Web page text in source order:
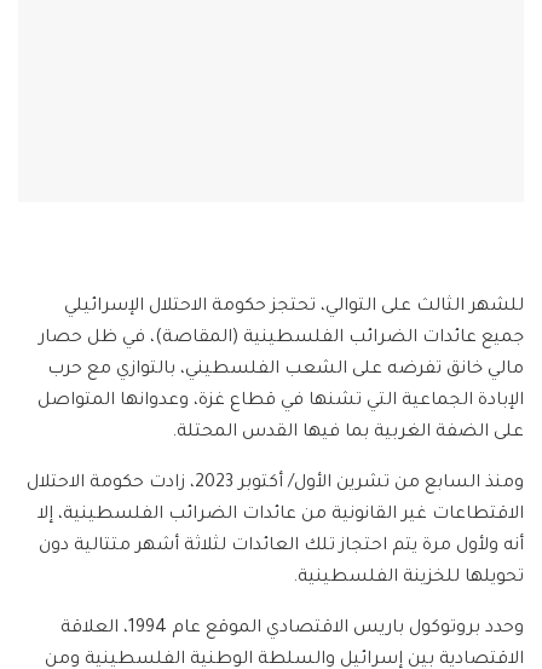
للشهر الثالث على التوالي، تحتجز حكومة الاحتلال الإسرائيلي
جميع عائدات الضرائب الفلسطينية (المقاصة)، في ظل حصار
مالي خانق تفرضه على الشعب الفلسطيني، بالتوازي مع حرب
الإبادة الجماعية التي تشنها في قطاع غزة، وعدوانها المتواصل
على الضفة الغربية بما فيها القدس المحتلة.
ومنذ السابع من تشرين الأول/ أكتوبر 2023، زادت حكومة الاحتلال
الاقتطاعات غير القانونية من عائدات الضرائب الفلسطينية، إلا
أنه ولأول مرة يتم احتجاز تلك العائدات لثلاثة أشهر متتالية دون
تحويلها للخزينة الفلسطينية.
وحدد بروتوكول باريس الاقتصادي الموقع عام 1994، العلاقة
الاقتصادية بين إسرائيل والسلطة الوطنية الفلسطينية ومن